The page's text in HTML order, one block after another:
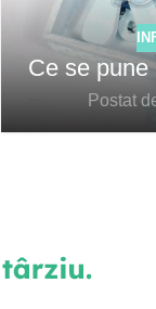
Ce se pune
Postat